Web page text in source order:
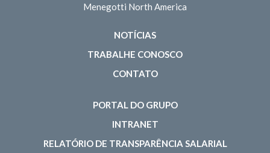
Menegotti North America
NOTÍCIAS
TRABALHE CONOSCO
CONTATO
PORTAL DO GRUPO
INTRANET
RELATÓRIO DE TRANSPARÊNCIA SALARIAL